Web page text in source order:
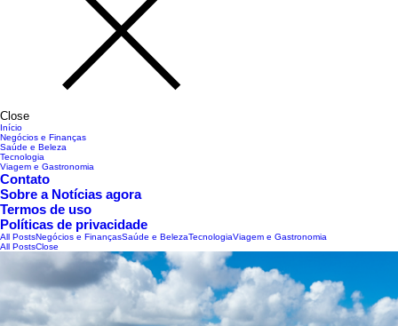
Close
Início
Negócios e Finanças
Saúde e Beleza
Tecnologia
Viagem e Gastronomia
Contato
Sobre a Notícias agora
Termos de uso
Políticas de privacidade
All PostsNegócios e FinançasSaúde e BelezaTecnologiaViagem e Gastronomia
All PostsClose